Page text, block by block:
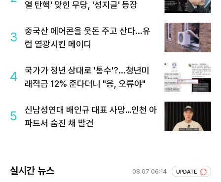
열 탄핵' 맞힌 무당, '성지글' 등장
3
중국산 에어콘을 웃돈 주고 산다...유
럽 열광시킨 메이디
4
국가가 청년 상대로 '통수'?...청년미
래적금 12% 준다더니 "응, 오류야"
5
신남성연대 배인규 대표 사망…인천 아
파트서 숨진 채 발견
실시간 뉴스 08.07 06:14 UPDATE